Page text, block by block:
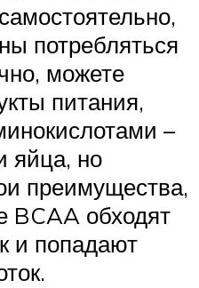
потребляться
можете
питания,
–
яйца, но
преимущества,
BCAA обходят
и попадают